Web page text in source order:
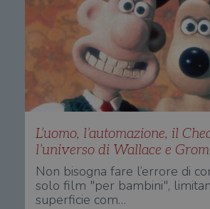
L’uomo, l’automazione, il
l’universo di Wallace e
Non bisogna fare l’errore di
solo film "per bambini",
superficie com…